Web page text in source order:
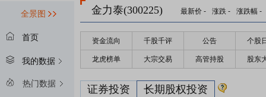
全景图
首页
我的数据
热门数据
金力泰(300225) 最新价 - 涨跌 - 涨跌幅 -
资金流向 千股千评 公告 个股
龙虎榜单 大宗交易 高管持股 股东
证券投资 长期股权投资